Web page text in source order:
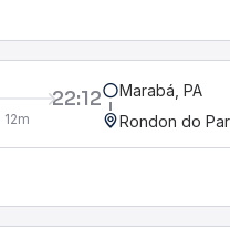
22:12
12m
Marabá, PA
Rondon do